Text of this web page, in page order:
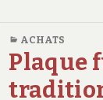
ACHATS
Plaque